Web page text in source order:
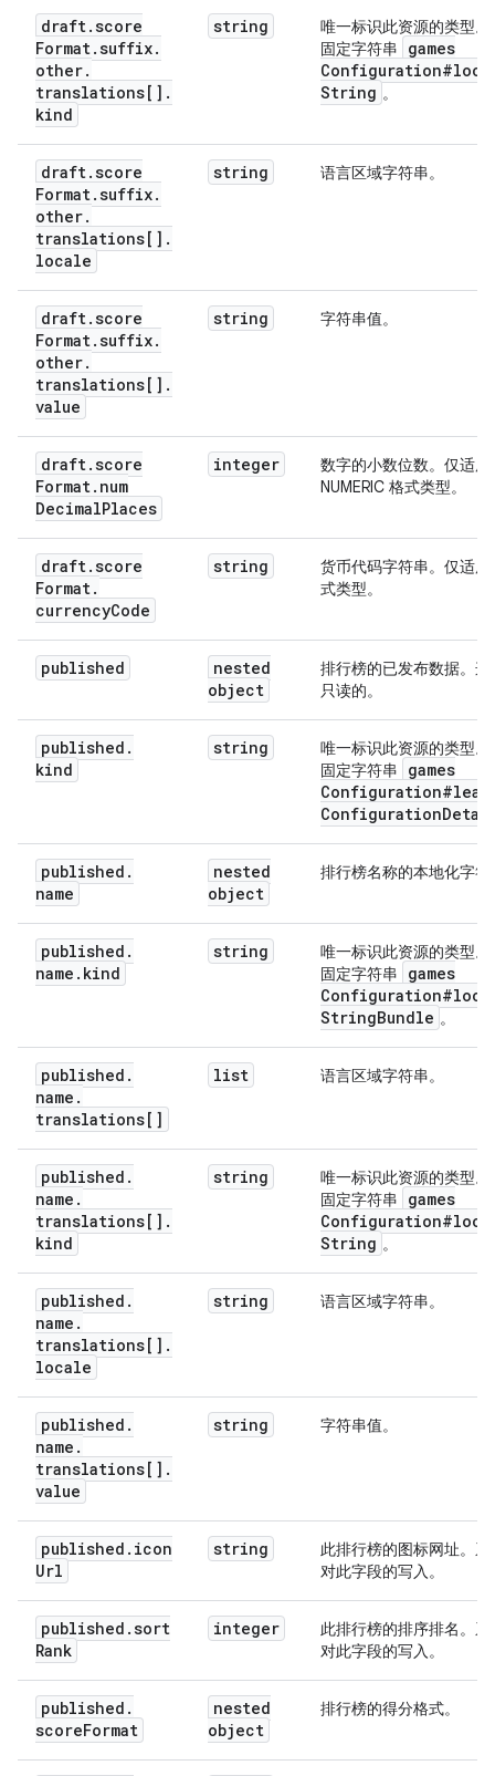
draft.score
Format.suffix.
other.
translations[] .
kind
string
唯一标识此资源的类型。
固定字符串
games
String 。
draft.score
Format.suffix.
other.
translations[] .
locale
string 语言区域字符串。
draft.score
Format.suffix.
other.
translations[] .
value
string 字符串值。
draft.score
Format. num
DecimalPlaces
integer
数字的小数位数。仅适用
NUMERIC 格式类型。
draft.score
Format.
currencyCode
string
货币代码字符串。仅适用
式类型。
published
nested
object
排行榜的已发布数据。这
只读的。
published .
kind
string
唯一标识此资源的类型。
固定字符串
games
Configuration
published .
name
nested
object
排行榜名称的本地化字符
published .
name . kind
string
唯一标识此资源的类型。
固定字符串
games
StringBundle 。
published .
name .
translations[]
list 语言区域字符串。
published .
name .
translations[] .
kind
string
唯一标识此资源的类型。
固定字符串
games
String 。
published .
name .
translations[] .
locale
string 语言区域字符串。
published .
name .
translations[] .
value
string 字符串值。
published . icon
Url
string
此排行榜的图标网址。
对此字段的写入。
published .sort
Rank
integer
此排行榜的排序排名。
对此字段的写入。
published .
scoreFormat
nested
object
排行榜的得分格式。